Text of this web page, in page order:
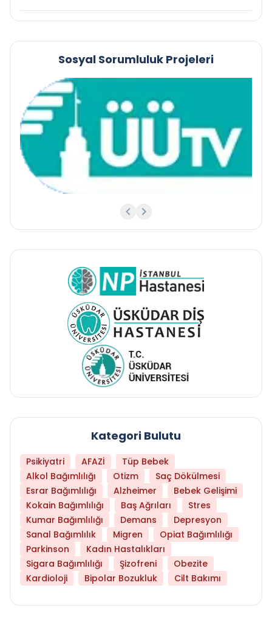
Sosyal Sorumluluk Projeleri
Kategori Bulutu
Psikiyatri AFAZİ
Tüp Bebek
Alkol Bağımlılığı
Otizm
Saç Dökülmesi
Esrar Bağımlılığı
Alzheimer
Bebek Gelişimi
Kokain Bağımlılığı
Baş Ağrıları
Stres
Kumar Bağımlılığı
Demans
Depresyon
Sanal Bağımlılık
Migren
Opiat Bağımlılığı
Parkinson
Kadın Hastalıkları
Sigara Bağımlılığı
Şizofreni
Obezite
Kardioloji
Bipolar Bozukluk Cilt Bakımı